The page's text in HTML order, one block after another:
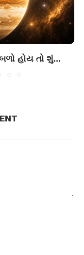
હોય તો શું...